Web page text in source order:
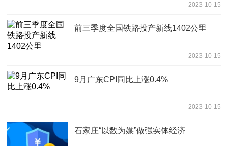
2023-10-15
前三季度全国铁路投产新线1402公里
2023-10-15
9月广东CPI同比上涨0.4%
2023-10-15
石家庄“以数为媒”做强实体经济